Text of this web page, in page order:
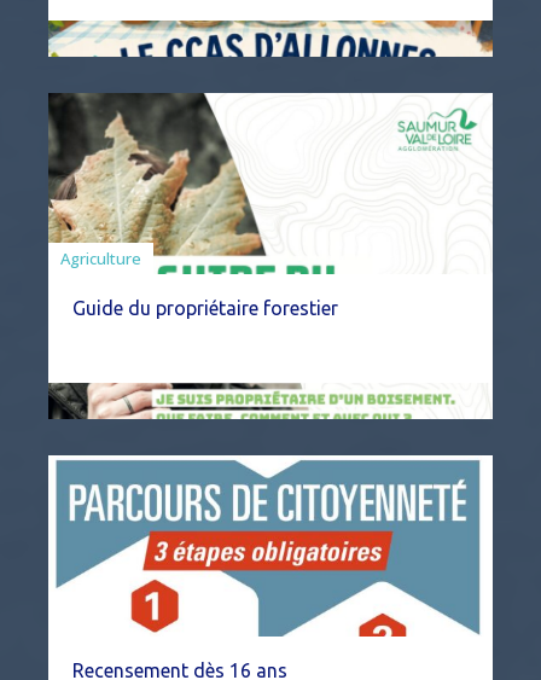
Agriculture
Guide du propriétaire forestier
Recensement dès 16 ans